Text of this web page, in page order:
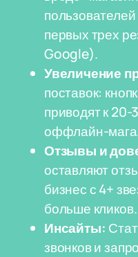
первых трех
Google).
Увеличение
поставок:
приводят к
оффлайн-
Отзывы и
оставляют
бизнес с 4+
больше кликов.
Инсайты:
звонков и